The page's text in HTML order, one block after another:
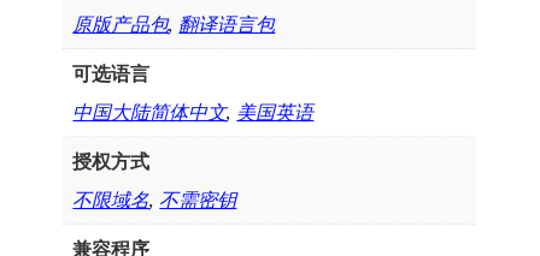
原版产品包, 翻译语言包
可选语言
中国大陆简体中文, 美国英语
授权方式
不限域名, 不需密钥
兼容程序